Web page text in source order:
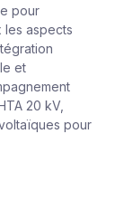
pour
les aspects
et
20 kV,
pour